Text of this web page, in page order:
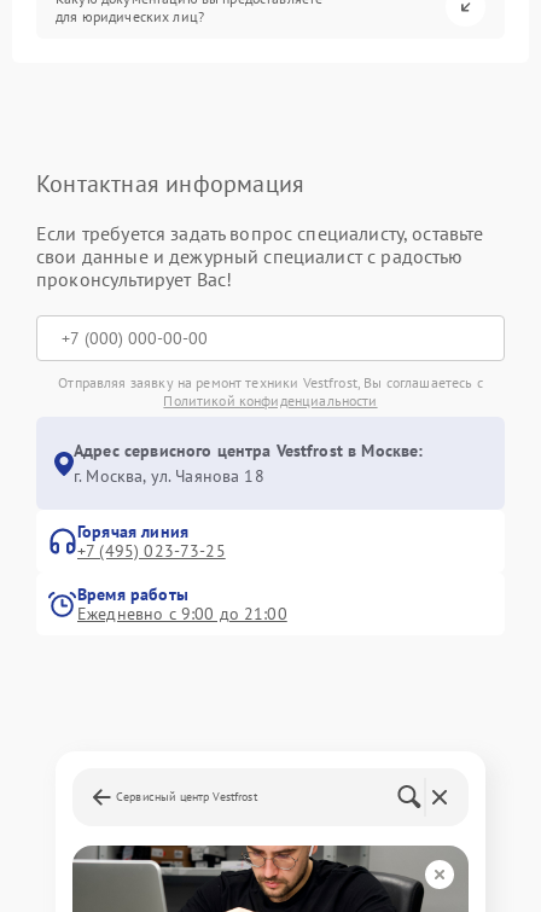
для юридических лиц?
Контактная информация
Если требуется задать вопрос специалисту, оставьте
свои данные и дежурный специалист с радостью
проконсультирует Вас!
Отправляя заявку на ремонт техники Vestfrost, Вы соглашаетесь с
Политикой конфиденциальности
Адрес сервисного центра Vestfrost в Москве:
г. Москва, ул. Чаянова 18
Горячая линия
+7 (495) 023-73-25
Время работы
Ежедневно с 9:00 до 21:00
Сервисный центр Vestfrost